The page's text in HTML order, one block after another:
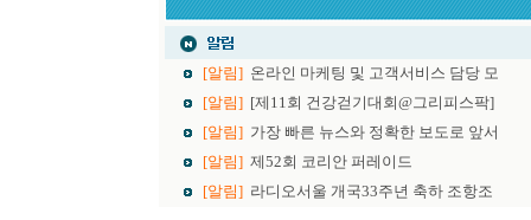
[알림] 온라인 마케팅 및 고객서비스 담당 모
[알림] [제11회 건강걷기대회@그리피스팍]
[알림] 가장 빠른 뉴스와 정확한 보도로 앞서
[알림] 제52회 코리안 퍼레이드
[알림] 라디오서울 개국33주년 축하 조항조